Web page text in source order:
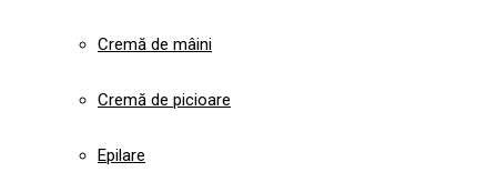
Cremă de mâini
Cremă de picioare
Epilare